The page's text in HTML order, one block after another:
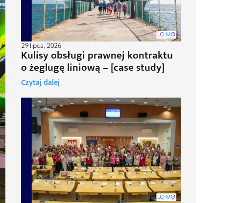
29 lipca, 2026
Kulisy obsługi prawnej kontraktu
o żeglugę liniową – [case study]
Czytaj dalej